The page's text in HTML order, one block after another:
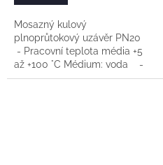
Mosazný kulový
plnoprůtokový uzávěr PN20
- Pracovní teplota média +5
až +100 °C Médium: voda -
Materiál tělesa a koule: